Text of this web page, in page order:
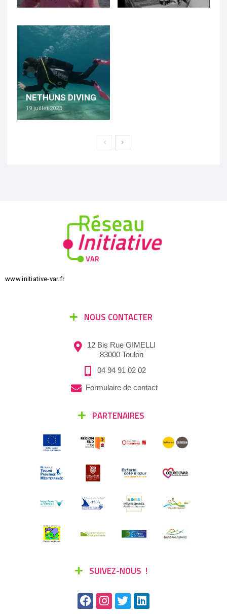
NETHUNS DIVING
19 juillet 2023
www.initiative-var.fr
NOUS CONTACTER
12 Bis Rue GIMELLI
83000 Toulon
04 94 91 02 02
Formulaire de contact
PARTENAIRES
SUIVEZ-NOUS !